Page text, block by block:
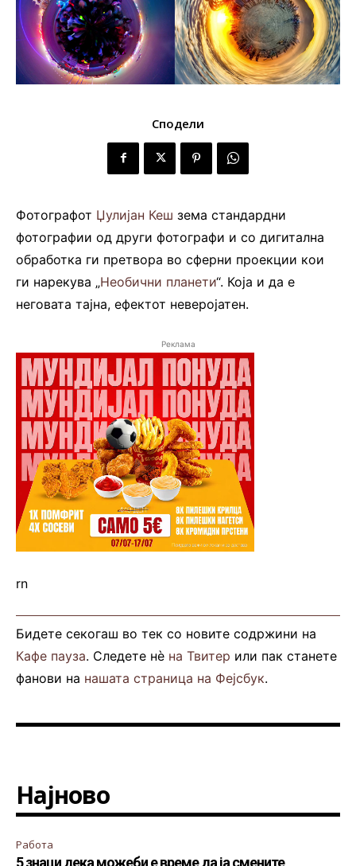
Сподели
Фотографот Џулијан Кеш зема стандардни
фотографии од други фотографи и со дигитална
обработка ги претвора во сферни проекции кои
ги нарекува „Необични планети“. Која и да е
неговата тајна, ефектот неверојатен.
Реклама
rn
Бидете секогаш во тек со новите содржини на
Кафе пауза. Следете нè на Твитер или пак станете
фанови на нашата страница на Фејсбук.
Најново
Работа
5 знаци дека можеби е време да ја смените